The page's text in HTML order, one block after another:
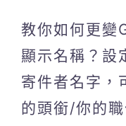
教你如何更變
顯示名稱？設
寄件者名字，
的頭銜/你的